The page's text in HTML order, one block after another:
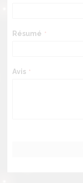
Résumé
Avis